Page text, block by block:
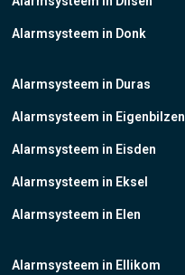
Alarmsysteem in Donk
Alarmsysteem in Duras
Alarmsysteem in Eigenbilzen
Alarmsysteem in Eisden
Alarmsysteem in Eksel
Alarmsysteem in Elen
Alarmsysteem in Ellikom